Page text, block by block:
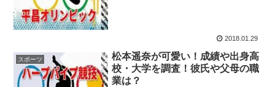
2018.01.29
スポーツ
松本遥奈が可愛い！成績や出身高
校・大学を調査！彼氏や父母の職
業は？